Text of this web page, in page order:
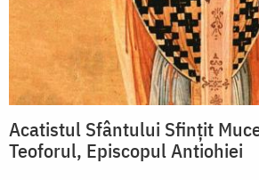
Acatistul Sfântului Sfințit
Teoforul, Episcopul Antiohiei